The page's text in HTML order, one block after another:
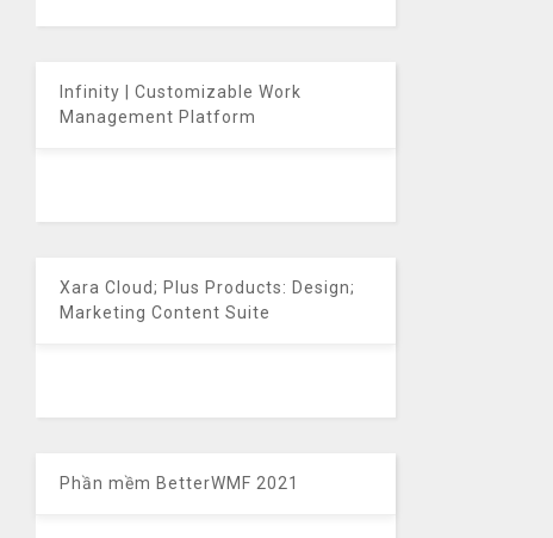
Infinity | Customizable Work
Management Platform
Xara Cloud; Plus Products: Design;
Marketing Content Suite
Phần mềm BetterWMF 2021